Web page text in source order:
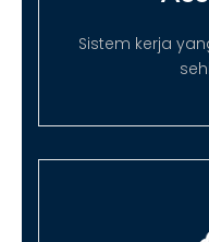
Sistem kerja